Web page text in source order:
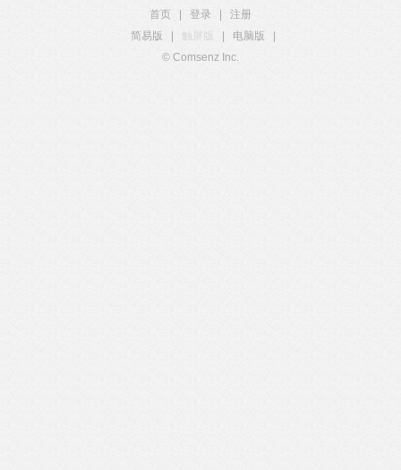
首页 登录
注册
简易版
触屏版 电脑版
© Comsenz Inc.